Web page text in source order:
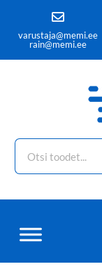
varustaja@memi.ee
rain@memi.ee